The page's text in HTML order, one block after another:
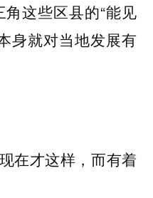
这些区县的“能见
身就对当地发展有
在才这样，而有着